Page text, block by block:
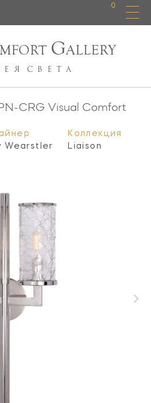
0
GALLERY
СВЕТА
CRG Visual Comfort
Wearstler
Коллекция
Liaison